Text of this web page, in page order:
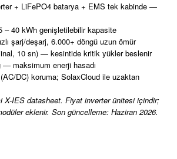
+ LiFePO4 batarya + EMS tek kabinde —
– 40 kWh genişletilebilir kapasite
şarj/deşarj, 6.000+ döngü uzun ömür
10 sn) — kesintide kritik yükler beslenir
maksimum enerji hasadı
DC) koruma; SolaxCloud ile uzaktan
X-IES datasheet. Fiyat inverter ünitesi içindir;
eklenir. Son güncelleme: Haziran 2026.